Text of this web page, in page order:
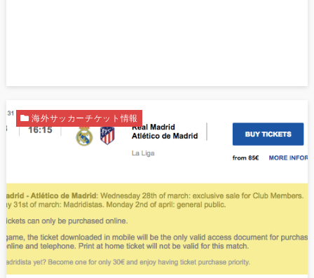
海外サッカーチケット情報